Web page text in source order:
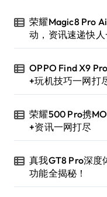
荣耀Magic8 Pro
动，资讯速递快人
OPPO Find X9
+玩机技巧一网打
荣耀500 Pro携
+资讯一网打尽
真我GT8 Pro深度
功能全揭秘！